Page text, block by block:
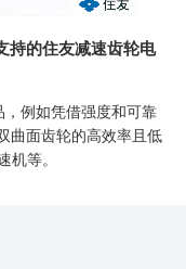
持的住友减速齿轮电
，例如凭借强度和可靠
曲面齿轮的高效率且低
机等。